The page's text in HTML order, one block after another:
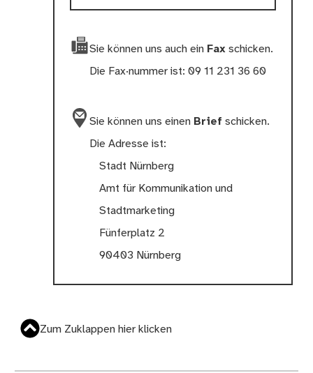
Sie können uns auch ein Faxschicken.
Die Fax·nummer ist: 09 11 231 36 60
Sie können uns einen Brief schicken.
Die Adresse ist:
Stadt Nürnberg
Amt für Kommunikation und
Stadtmarketing
Fünferplatz 2
90403 Nürnberg
Zum Zuklappen hier klicken